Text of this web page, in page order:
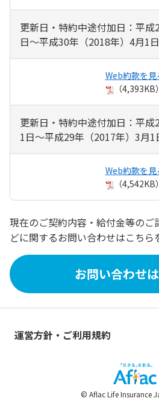
更新日・特約中途付加日：平
日～平成30年（2018年）4月1日
Web約款を見
（4,393KB）
更新日・特約中途付加日：平
1日～平成29年（2017年）3月1
Web約款を見
（4,542KB）
現在のご契約内容・給付金等のご
どに関するお問い合わせはこちら
お問い合わせ
運営方針・ご利用規約
© Aflac Life Insurance